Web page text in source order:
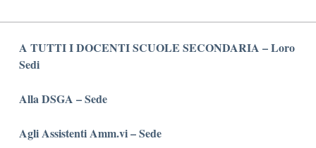
A TUTTI I DOCENTI SCUOLE SECONDARIA – Loro
Sedi
Alla DSGA – Sede
Agli Assistenti Amm.vi – Sede